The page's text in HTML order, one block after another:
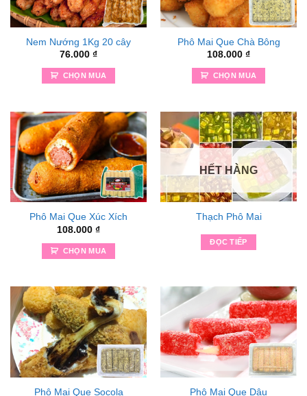
Nem Nướng 1Kg 20 cây
76.000 ₫
CHỌN MUA
Phô Mai Que Chà Bông
108.000 ₫
CHỌN MUA
Phô Mai Que Xúc Xích
108.000 ₫
CHỌN MUA
HẾT HÀNG
Thạch Phô Mai
ĐỌC TIẾP
Phô Mai Que Socola
Phô Mai Que Dâu